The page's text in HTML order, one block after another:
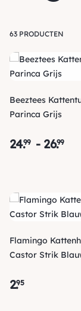
63 PRODUCTEN
Beeztees
Parinca Grijs
24.99 - 26.99
Flamingo
Castor Strik
2.95